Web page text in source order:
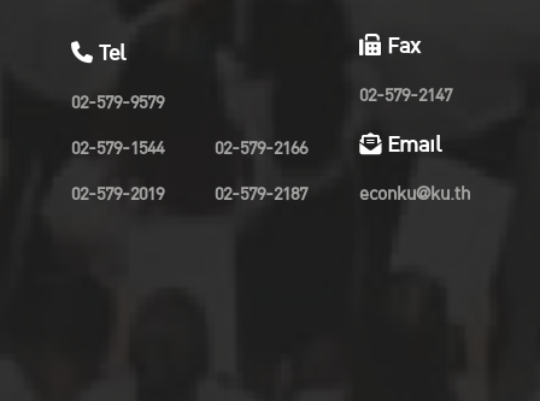
Tel
02-579-9579
02-579-1544
02-579-2019
02-579-2166
02-579-2187
Fax
02-579-2147
Email
econku@ku.th